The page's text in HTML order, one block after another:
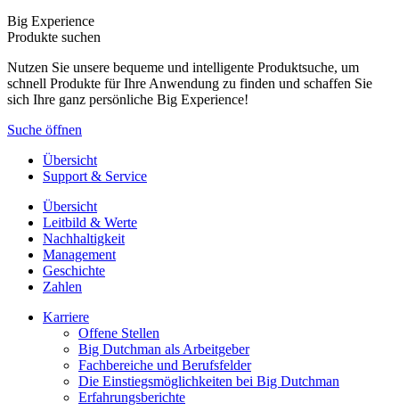
Big Experience
Produkte suchen
Nutzen Sie unsere bequeme und intelligente Produktsuche, um
schnell Produkte für Ihre Anwendung zu finden und schaffen Sie
sich Ihre ganz persönliche Big Experience!
Suche öffnen
Übersicht
Support & Service
Übersicht
Leitbild & Werte
Nachhaltigkeit
Management
Geschichte
Zahlen
Karriere
Offene Stellen
Big Dutchman als Arbeitgeber
Fachbereiche und Berufsfelder
Die Einstiegsmöglichkeiten bei Big Dutchman
Erfahrungsberichte